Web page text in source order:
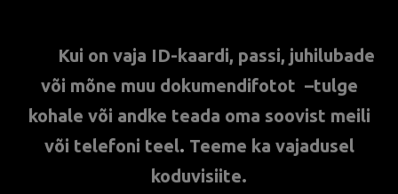
Kui on vaja ID-kaardi, passi, juhilubade
või mõne muu dokumendifotot –tulge
kohale või andke teada oma soovist meili
või telefoni teel. Teeme ka vajadusel
koduvisiite.